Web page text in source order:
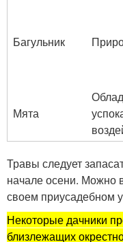
Багульник
Мята
Травы следует
начале осени. Можно
своем приусадебном
Некоторые дачники
близлежащих